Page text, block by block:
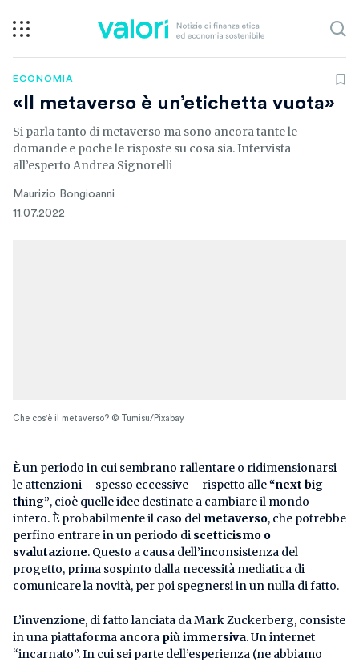
ECONOMIA
«Il metaverso è un’etichetta vuota»
Si parla tanto di metaverso ma sono ancora tante le
domande e poche le risposte su cosa sia. Intervista
all’esperto Andrea Signorelli
Maurizio Bongioanni
11.07.2022
Che cos'è il metaverso? © Tumisu/Pixabay
È un periodo in cui sembrano rallentare o ridimensionarsi
le attenzioni – spesso eccessive – rispetto alle“next big
thing”, cioè quelle idee destinate a cambiare il mondo
intero. È probabilmente il caso del metaverso, che potrebbe
perfino entrare in un periodo di scetticismo o
svalutazione. Questo a causa dell’inconsistenza del
progetto, prima sospinto dalla necessità mediatica di
comunicare la novità, per poi spegnersi in un nulla di fatto.
L’invenzione, di fatto lanciata da Mark Zuckerberg, consiste
in una piattaforma ancora più immersiva. Un internet
“incarnato”. In cui sei parte dell’esperienza (ne abbiamo